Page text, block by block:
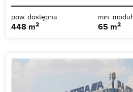
pow. dostępna
448 m2
min. moduł
65 m2